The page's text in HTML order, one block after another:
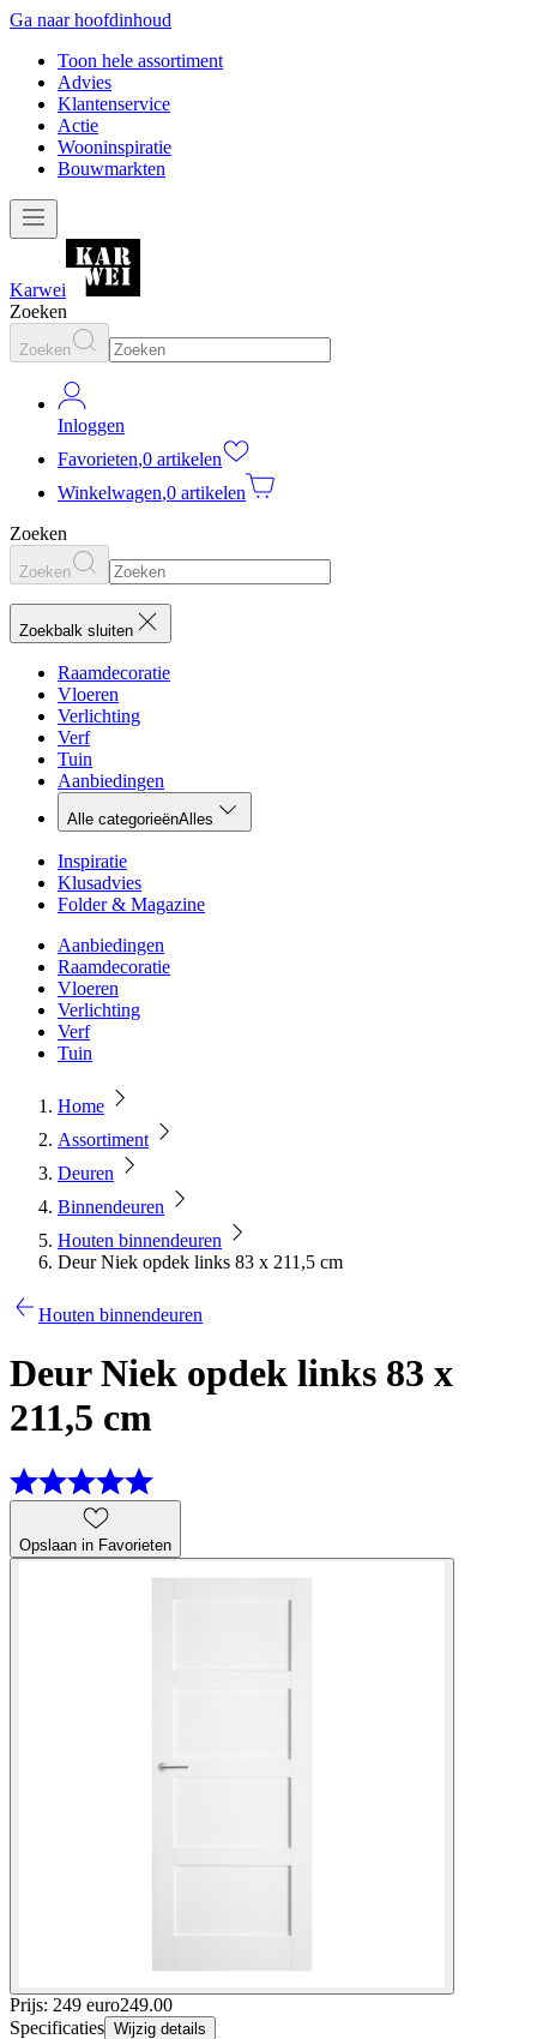
Ga naar hoofdinhoud
Toon hele assortiment
Advies
Klantenservice
Actie
Wooninspiratie
Bouwmarkten
Karwei
Zoeken
Zoeken
Inloggen
Favorieten,0 artikelen
Winkelwagen,0 artikelen
Zoeken
Zoeken
Zoekbalk sluiten
Raamdecoratie
Vloeren
Verlichting
Verf
Tuin
Aanbiedingen
Alle categorieënAlles
Inspiratie
Klusadvies
Folder & Magazine
Aanbiedingen
Raamdecoratie
Vloeren
Verlichting
Verf
Tuin
Home
Assortiment
Deuren
Binnendeuren
Houten binnendeuren
Deur Niek opdek links 83 x 211,5 cm
Houten binnendeuren
Deur Niek opdek links 83 x
211,5 cm
Opslaan in Favorieten
Prijs: 249 euro249.00
Specificaties Wijzig details